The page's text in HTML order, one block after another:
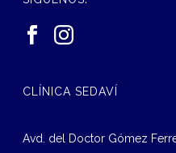
CLÍNICA SEDAVÍ
Avd. del Doctor Gómez